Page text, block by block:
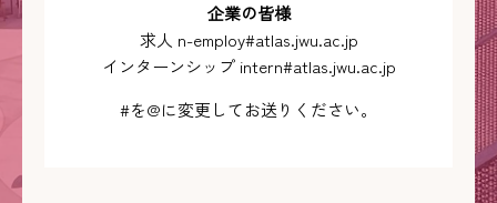
企業の皆様
求人 n-employ#atlas.jwu.ac.jp
インターンシップ intern#atlas.jwu.ac.jp
#を@に変更してお送りください。